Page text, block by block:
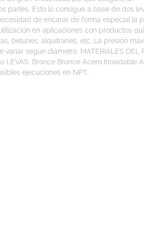
partes. Esto lo consigue a base de dos
de encarar de forma especial la
en aplicaciones con productos
betunes, alquitranes, etc. La presión
según diámetro. MATERIALES DEL
LEVAS: Bronce Bronce Acero Inoxidable
ejecuciones en NPT.